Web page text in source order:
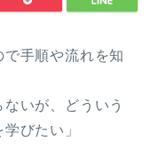
で手順や流れを知
いが、どういう
びたい」